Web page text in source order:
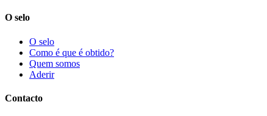
O selo
O selo
Como é que é obtido?
Quem somos
Aderir
Contacto